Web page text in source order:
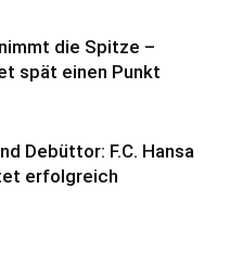
die Spitze –
spät einen Punkt
Debüttor: F.C. Hansa
erfolgreich